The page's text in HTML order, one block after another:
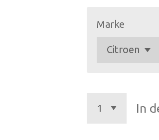
Marke
In